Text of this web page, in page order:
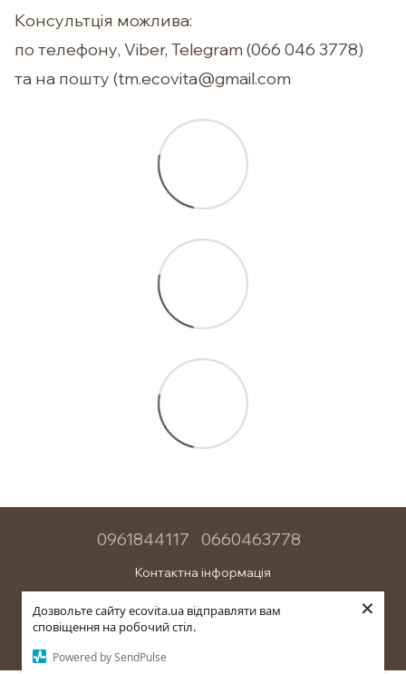
Дозвольте сайту ecovita.ua відправляти вам
сповіщення на робочий стіл.
Powered by SendPulse
×
Консультція можлива:
по телефону, Viber, Telegram (066 046 3778)
та на пошту (tm.ecovita@gmail.com
0961844117 0660463778
Контактна інформація
Повна версія сайту
© 2026